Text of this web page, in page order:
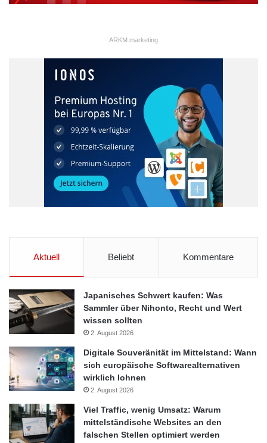
ARKM.marketing
Aktuell Beliebt Kommentare
Japanisches Schwert kaufen: Was
Sammler über Nihonto, Recht und Wert
wissen sollten
2. August 2026
Digitale Souveränität im Mittelstand: Wann
sich europäische Softwarealternativen
wirklich lohnen
2. August 2026
Viel Traffic, wenig Umsatz: Warum
mittelständische Websites an den
falschen Stellen optimiert werden